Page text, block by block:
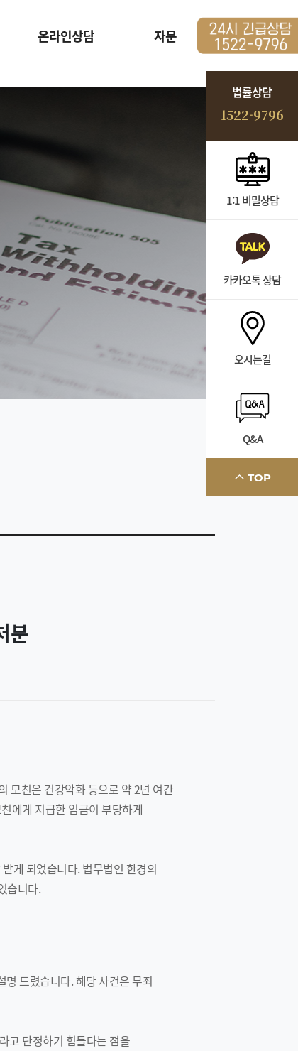
온라인상담 자문
분
모친은 건강악화 등으로 약 2년 여간
에게 지급한 임금이 부당하게
게 되었습니다. 법무법인 한경의
습니다.
드렸습니다. 해당 사건은 무죄
고 단정하기 힘들다는 점을
법률상담
1522-9796
1:1 비밀상담
카카오톡 상담
오시는길
Q&A
TOP